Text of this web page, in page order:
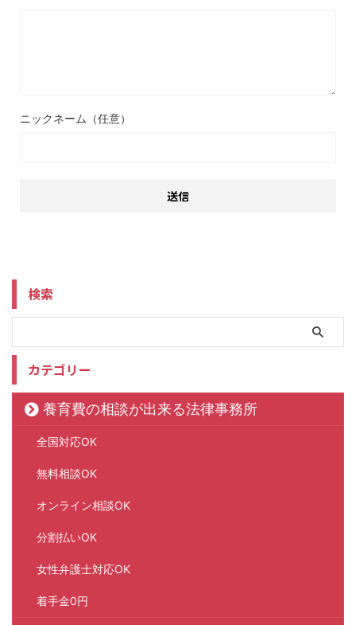
ニックネーム（任意）
検索
カテゴリー
養育費の相談が出来る法律事務所
全国対応OK
無料相談OK
オンライン相談OK
分割払いOK
女性弁護士対応OK
着手金0円